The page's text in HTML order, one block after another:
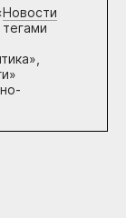
Новости
тегами